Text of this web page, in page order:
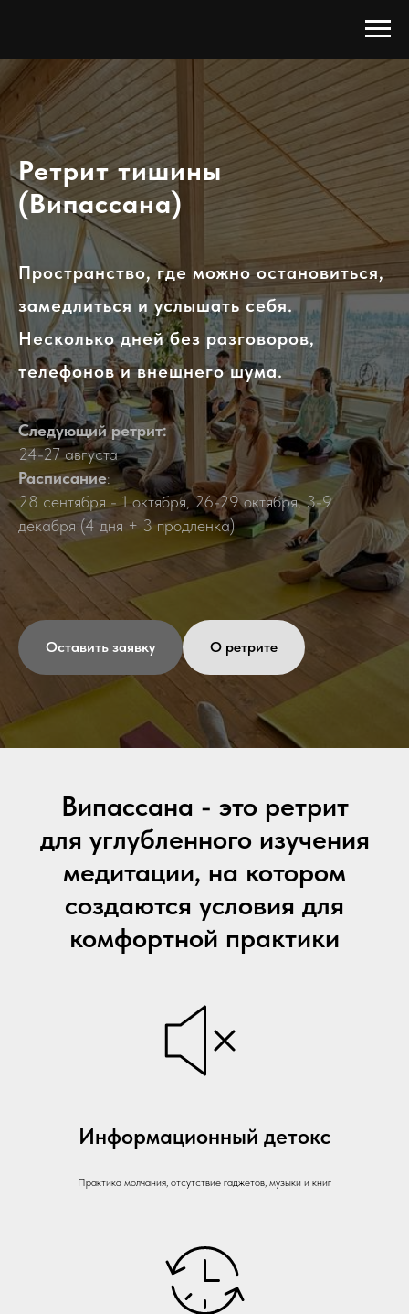
Ретрит тишины
(Випассана)
Пространство, где можно остановиться,
замедлиться и услышать себя.
Несколько дней без разговоров,
телефонов и внешнего шума.
Следующий ретрит:
24-27 августа
Расписание:
28 сентября - 1 октября, 26-29 октября, 3-9
декабря (4 дня + 3 продленка)
Оставить заявку О ретрите
Випассана - это ретрит
для углубленного изучения
медитации, на котором
создаются условия для
комфортной практики
Информационный детокс
Практика молчания, отсутствие гаджетов, музыки и книг